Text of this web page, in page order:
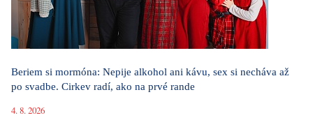
Beriem si mormóna: Nepije alkohol ani kávu, sex si necháva až
po svadbe. Cirkev radí, ako na prvé rande
4. 8. 2026